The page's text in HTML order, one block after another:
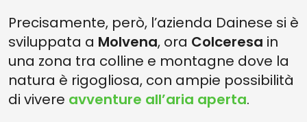
Precisamente, però, l’azienda Dainese si è
sviluppata a Molvena, ora Colceresa in
una zona tra colline e montagne dove la
natura è rigogliosa, con ampie possibilità
di vivere avventure all’aria aperta.